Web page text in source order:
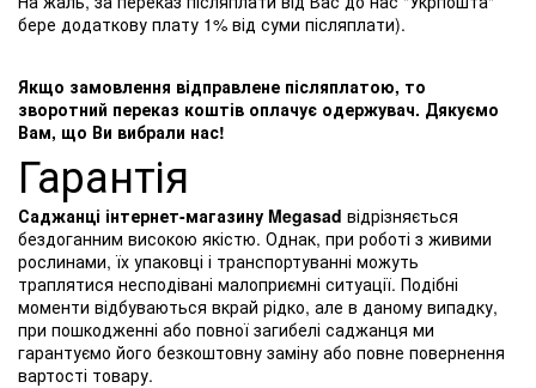
бере додаткову плату 1% від суми післяплати).
Якщо замовлення відправлене післяплатою, то
зворотний переказ коштів оплачує одержувач. Дякуємо
Вам, що Ви вибрали нас!
Гарантія
Саджанці інтернет-магазину Megasad відрізняється
бездоганним високою якістю. Однак, при роботі з живими
рослинами, їх упаковці і транспортуванні можуть
траплятися несподівані малоприємні ситуації. Подібні
моменти відбуваються вкрай рідко, але в даному випадку,
при пошкодженні або повної загибелі саджанця ми
гарантуємо його безкоштовну заміну або повне повернення
вартості товару.